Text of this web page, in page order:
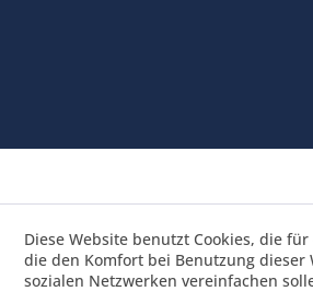
Diese Website benutzt Cookies, die
die den Komfort bei Benutzung
sozialen Netzwerken vereinfachen